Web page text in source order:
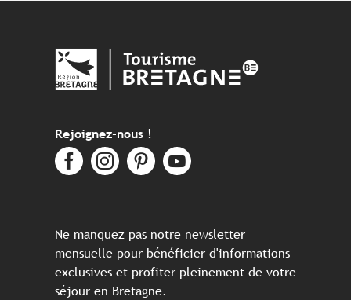
Rejoignez-nous !
Ne manquez pas notre newsletter
mensuelle pour bénéficier d'informations
exclusives et profiter pleinement de votre
séjour en Bretagne.